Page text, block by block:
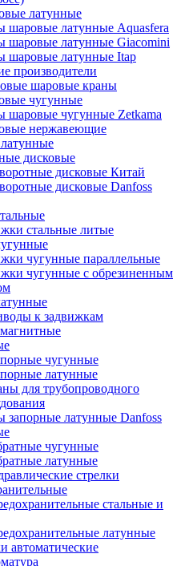
латунные
шаровые латунные Aquasfera
шаровые латунные Giacomini
шаровые латунные Itap
производители
шаровые краны
чугунные
шаровые чугунные Zetkama
нержавеющие
дисковые
дисковые Китай
дисковые Danfoss
стальные литые
чугунные параллельные
чугунные с обрезиненным
к задвижкам
чугунные
латунные
для трубопроводного
запорные латунные Danfoss
чугунные
латунные
стрелки
стальные и
латунные
автоматические